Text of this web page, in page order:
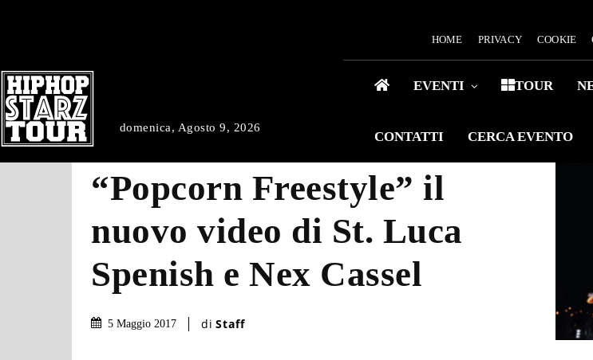
domenica, Agosto 9, 2026
HOME PRIVACY COOKIE
EVENTI TOUR
CONTATTI CERCA EVENTO
“Popcorn Freestyle” il
nuovo video di St. Luca
Spenish e Nex Cassel
5 Maggio 2017 di Staff